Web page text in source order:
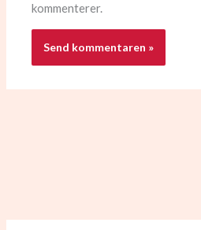
kommenterer.